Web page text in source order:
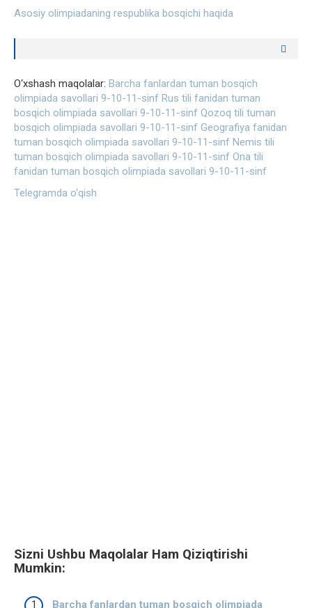
Asosiy olimpiadaning respublika bosqichi haqida
O‘xshash maqolalar: Barcha fanlardan tuman bosqich
olimpiada savollari 9-10-11-sinf Rus tili fanidan tuman
bosqich olimpiada savollari 9-10-11-sinf Qozoq tili tuman
bosqich olimpiada savollari 9-10-11-sinf Geografiya fanidan
tuman bosqich olimpiada savollari 9-10-11-sinf Nemis tili
tuman bosqich olimpiada savollari 9-10-11-sinf Ona tili
fanidan tuman bosqich olimpiada savollari 9-10-11-sinf
Telegramda o‘qish
Sizni Ushbu Maqolalar Ham Qiziqtirishi
Mumkin:
Barcha fanlardan tuman bosqich olimpiada